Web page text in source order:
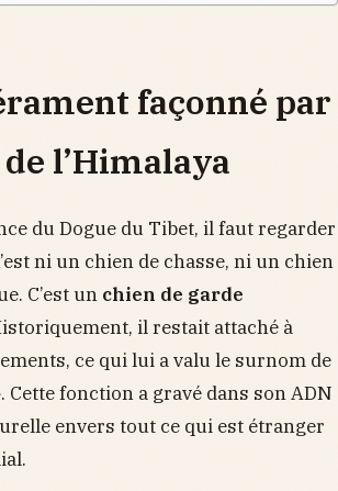
façonné par
l’Himalaya
du Dogue du Tibet, il faut regarder
ni un chien de chasse, ni un chien
C’est un chien de garde
il restait attaché à
ce qui lui a valu le surnom de
Cette fonction a gravé dans son ADN
envers tout ce qui est étranger